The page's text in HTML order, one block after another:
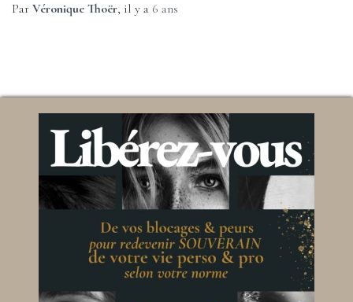
Par Véronique Thoër, il y a 6 ans